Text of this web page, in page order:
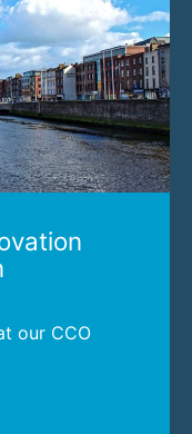
our CCO